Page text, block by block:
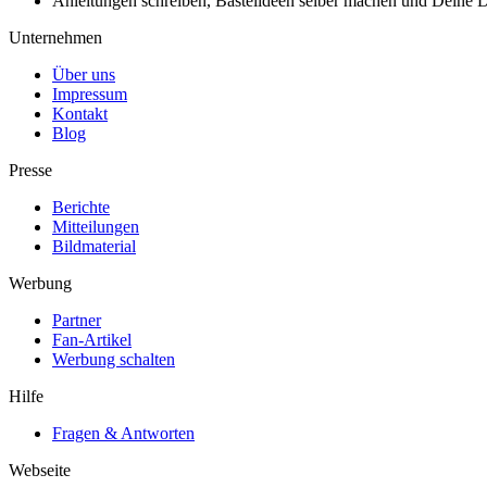
Unternehmen
Über uns
Impressum
Kontakt
Blog
Presse
Berichte
Mitteilungen
Bildmaterial
Werbung
Partner
Fan-Artikel
Werbung schalten
Hilfe
Fragen & Antworten
Webseite